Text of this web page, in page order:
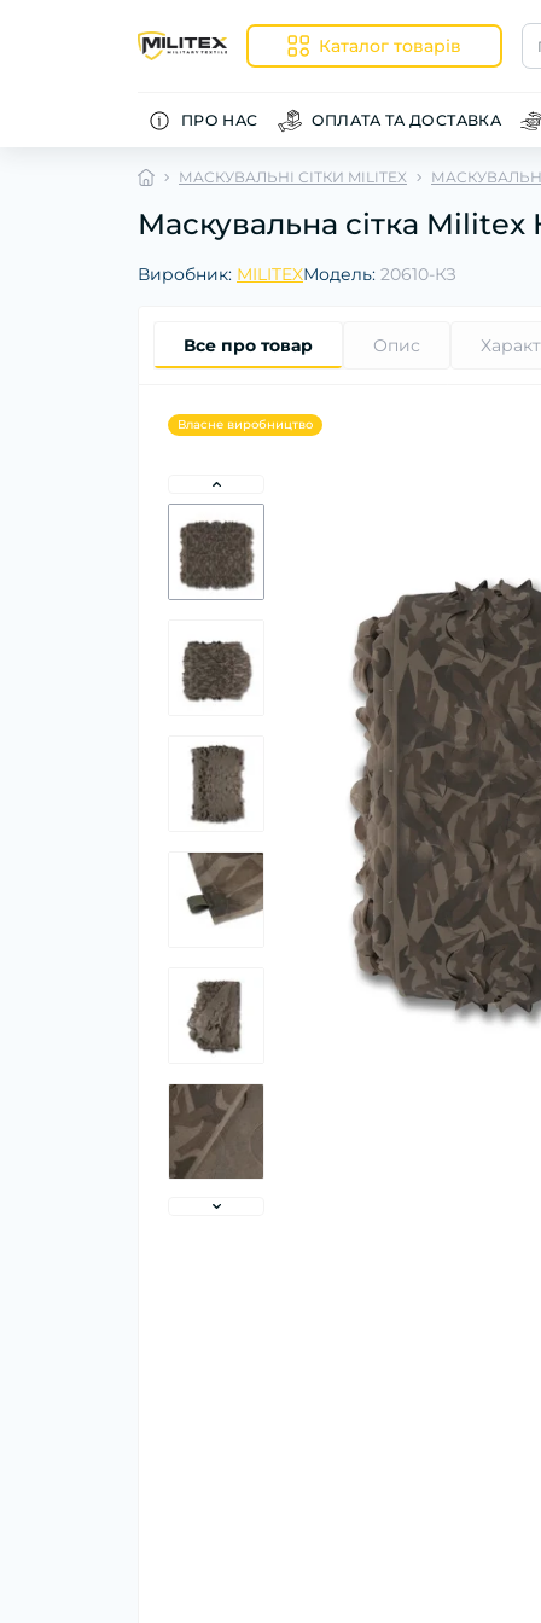
Каталог товарів
ПРО НАС ОПЛАТА ТА ДОСТАВКА
МАСКУВАЛЬНІ СІТКИ MILITEX
Маскувальна сітка
Виробник: MILITEXМодель: 20610-КЗ
Все про товар Опис
Власне виробництво